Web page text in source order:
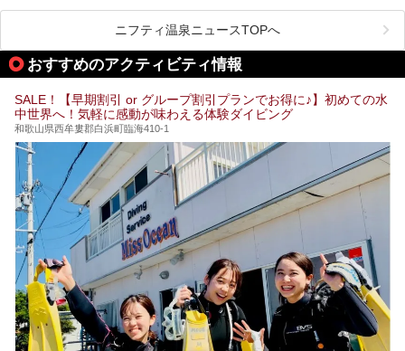
の豊かな山々を眺めながら、どんどん期待が膨らみますよ。
「わたらせ温泉」では、温泉に入れるだけではなく、地元の
特産品を使った食事をいただける「露天食堂」でお腹も満た
すことができます。ぜひチェックしてくださいね。
ニフティ温泉ニュースTOPへ
おすすめのアクティビティ情報
SALE！【早期割引 or グループ割引プランでお得に♪】初めての水
中世界へ！気軽に感動が味わえる体験ダイビング
和歌山県西牟婁郡白浜町臨海410-1